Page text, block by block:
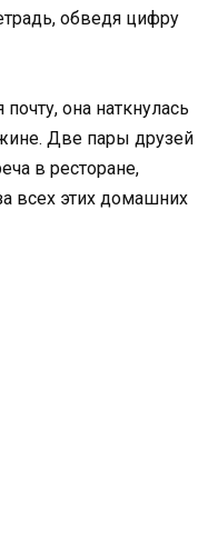
обведя цифру
она наткнулась
Две пары друзей
в ресторане,
всех этих домашних